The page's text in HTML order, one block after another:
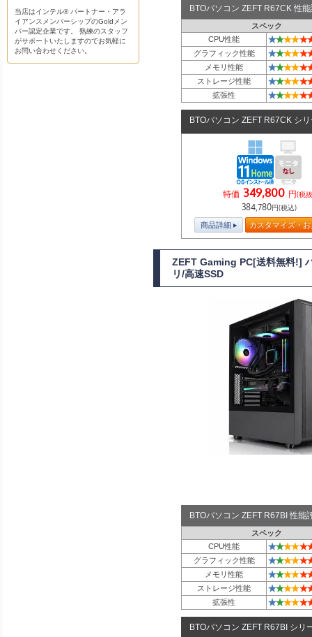
BTOパソコン ZEFT R67CK 性
スペック
CPU性能
★★★★★
グラフィック性能 ★★★★★
メモリ性能 ★★★★★
ストレージ性能 ★★★★★
拡張性 ★★★★★
BTOパソコン ZEFT R67CK シ
特価 349,800 円(税
384,780円(税込)
商品詳細 カスタマイズ・
ZEFT Gaming PC[送料無料!]
リ/高速SSD
BTOパソコン ZEFT R67BI 性能
スペック
CPU性能
★★★★★
グラフィック性能 ★★★★★
メモリ性能 ★★★★★
ストレージ性能 ★★★★★
拡張性 ★★★★★
BTOパソコン ZEFT R67BI シリ
当店はインテル® パートナー・アラ
イアンスメンバーシップのGoldメン
バー認定企業です。 熟練のスタッフ
がサポートいたしますのでお気軽に
お問い合わせください。